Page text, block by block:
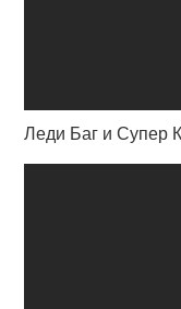
Леди Баг и Супер